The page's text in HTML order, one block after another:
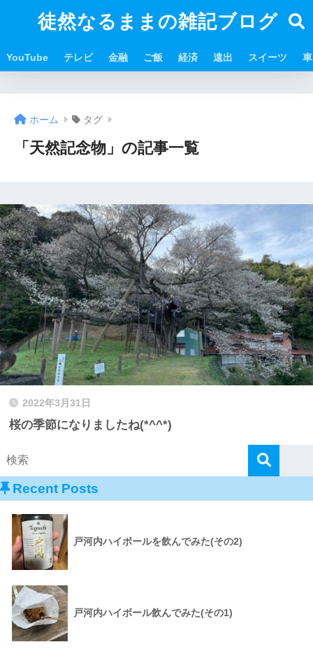
徒然なるままの雑記ブログ
YouTube テレビ 金融 ご飯 経済 遠出 スイーツ 車
ホーム タグ
「天然記念物」の記事一覧
2022年3月31日
桜の季節になりましたね(*^^*)
Recent Posts
戸河内ハイボールを飲んでみた(その2)
戸河内ハイボール飲んでみた(その1)